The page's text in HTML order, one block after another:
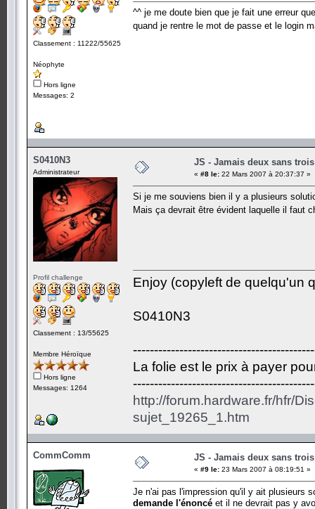
Classement : 11222/55625
Néophyte
Hors ligne
Messages: 2
^^ je me doute bien que je fait une erreur
quand je rentre le mot de passe et le login
S0410N3
Administrateur
Profil challenge
Classement : 13/55625
Membre Héroïque
Hors ligne
Messages: 1264
JS - Jamais deux sans trois
« #8 le: 22 Mars 2007 à 20:37:37 »
Si je me souviens bien il y a plusieurs
Mais ça devrait être évident laquelle il faut
Enjoy (copyleft de quelqu'un
S0410N3
La folie est le prix à payer
http://forum.hardware.fr/hfr/
sujet_19265_1.htm
CommComm JS - Jamais deux sans trois
« #9 le: 23 Mars 2007 à 08:19:51 »
Je n'ai pas l'impression qu'il y ait plusieurs
demande l'énoncé et il ne devrait pas y